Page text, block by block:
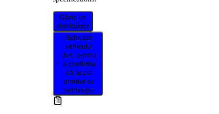
Găsiți un
distribuitor
Selectați
vehiculul
dvs. pentru
a confirma
că acest
produs se
potrivește